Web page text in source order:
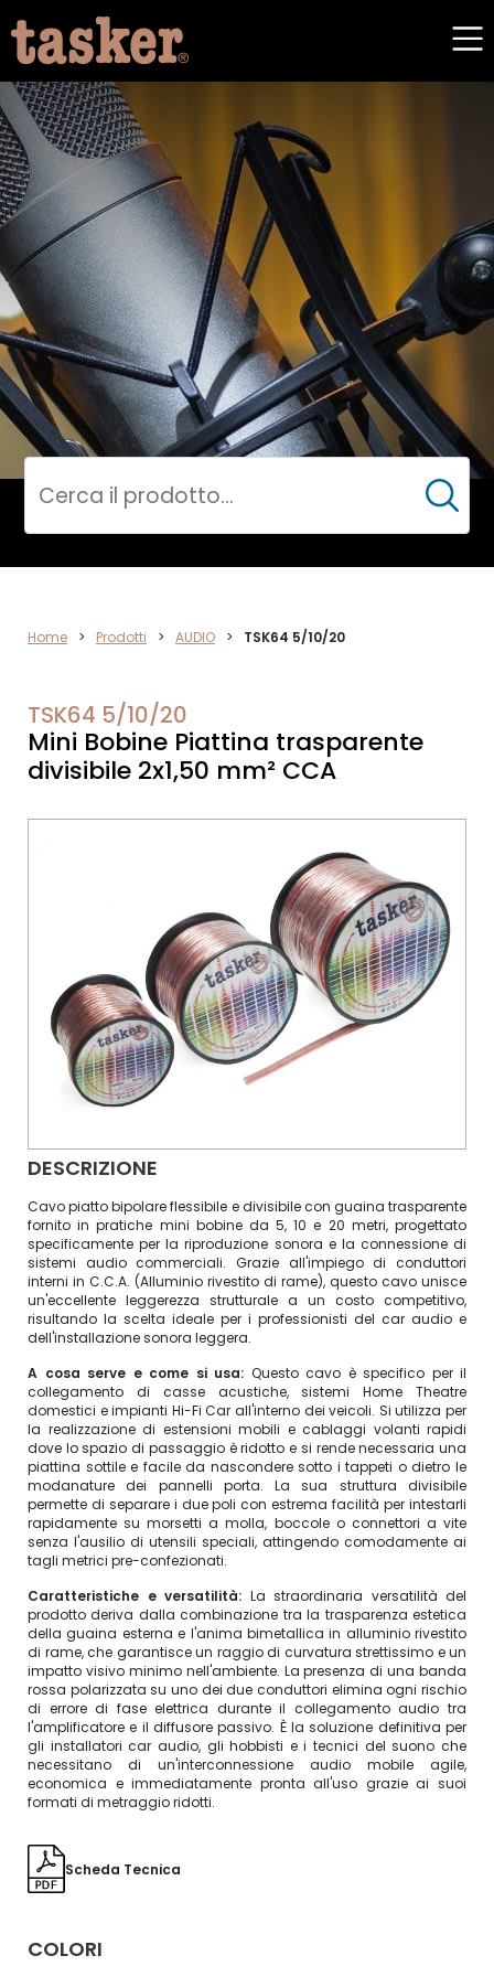
AUDIO
Cerca
Home > Prodotti > AUDIO > TSK64 5/10/20
TSK64 5/10/20
Mini Bobine Piattina trasparente
divisibile 2x1,50 mm² CCA
DESCRIZIONE
Cavo piatto bipolare flessibile e divisibile con guaina trasparente
fornito in pratiche mini bobine da 5, 10 e 20 metri, progettato
specificamente per la riproduzione sonora e la connessione di
sistemi audio commerciali. Grazie all'impiego di conduttori
interni in C.C.A. (Alluminio rivestito di rame), questo cavo unisce
un'eccellente leggerezza strutturale a un costo competitivo,
risultando la scelta ideale per i professionisti del car audio e
dell'installazione sonora leggera.
A cosa serve e come si usa: Questo cavo è specifico per il
collegamento di casse acustiche, sistemi Home Theatre
domestici e impianti Hi-Fi Car all'interno dei veicoli. Si utilizza per
la realizzazione di estensioni mobili e cablaggi volanti rapidi
dove lo spazio di passaggio è ridotto e si rende necessaria una
piattina sottile e facile da nascondere sotto i tappeti o dietro le
modanature dei pannelli porta. La sua struttura divisibile
permette di separare i due poli con estrema facilità per intestarli
rapidamente su morsetti a molla, boccole o connettori a vite
senza l'ausilio di utensili speciali, attingendo comodamente ai
tagli metrici pre-confezionati.
Caratteristiche e versatilità: La straordinaria versatilità del
prodotto deriva dalla combinazione tra la trasparenza estetica
della guaina esterna e l'anima bimetallica in alluminio rivestito
di rame, che garantisce un raggio di curvatura strettissimo e un
impatto visivo minimo nell'ambiente. La presenza di una banda
rossa polarizzata su uno dei due conduttori elimina ogni rischio
di errore di fase elettrica durante il collegamento audio tra
l'amplificatore e il diffusore passivo. È la soluzione definitiva per
gli installatori car audio, gli hobbisti e i tecnici del suono che
necessitano di un'interconnessione audio mobile agile,
economica e immediatamente pronta all'uso grazie ai suoi
formati di metraggio ridotti.
Scheda Tecnica
COLORI